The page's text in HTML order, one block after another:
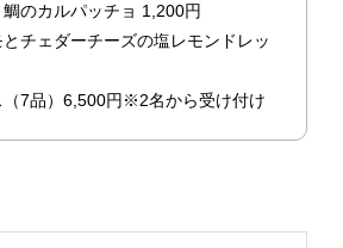
鯛のカルパッチョ 1,200円
とチェダーチーズの塩レモンドレッ
（7品）6,500円※2名から受け付け